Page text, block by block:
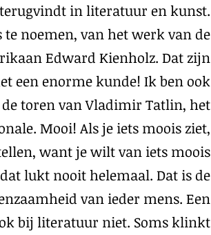
in literatuur en kunst.
noemen, van het werk van de
Edward Kienholz. Dat zijn
een enorme kunde! Ik ben ook
toren van Vladimir Tatlin, het
Mooi! Als je iets moois ziet,
want je wilt van iets moois
lukt nooit helemaal. Dat is de
van ieder mens. Een
bij literatuur niet. Soms klinkt